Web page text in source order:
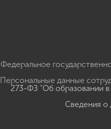
Федеральное
Персональные данные
273-ФЗ "Об образовании
Сведения о